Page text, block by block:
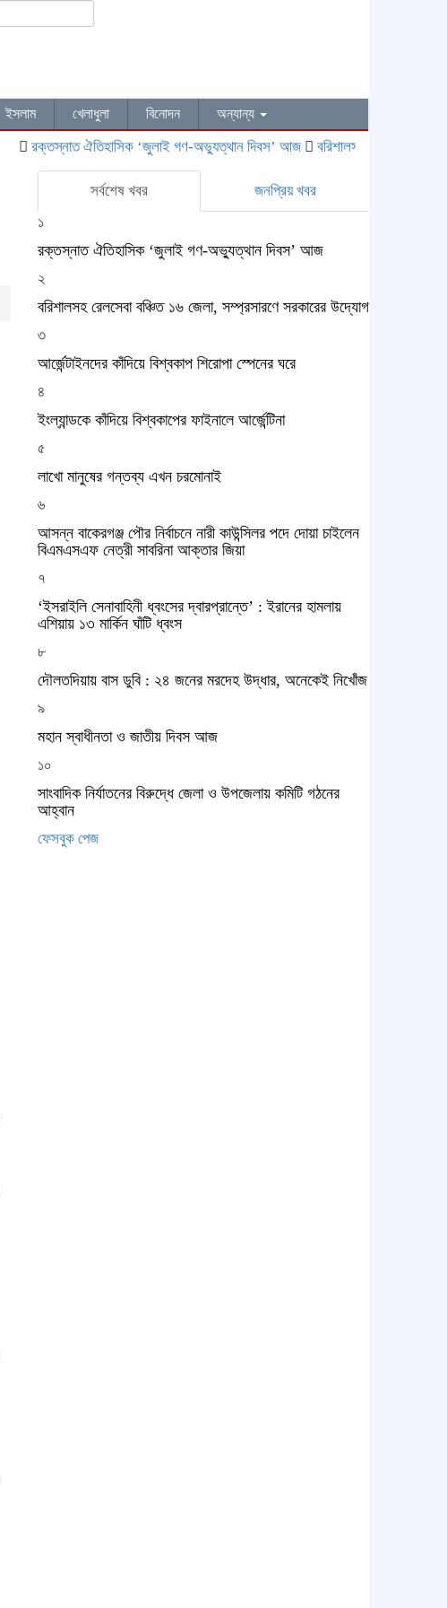
ইসলাম খেলাধুলা বিনোদন অন্যান্য
রক্তস্নাত ঐতিহাসিক ‌‘জুলাই গণ-অভ্যুত্থান দিবস’ আজ
বরিশালসহ রেলসেবা বঞ্চিত ১৬
সর্বশেষ খবর
জনপ্রিয় খবর
১
রক্তস্নাত ঐতিহাসিক ‌‘জুলাই গণ-অভ্যুত্থান দিবস’ আজ
২
বরিশালসহ রেলসেবা বঞ্চিত ১৬ জেলা, সম্প্রসারণে সরকারের উদ্যোগ
৩
আর্জেন্টাইনদের কাঁদিয়ে বিশ্বকাপ শিরোপা স্পেনের ঘরে
৪
ইংল্যান্ডকে কাঁদিয়ে বিশ্বকাপের ফাইনালে আর্জেন্টিনা
৫
লাখো মানুষের গন্তব্য এখন চরমোনাই
৬
আসন্ন বাকেরগঞ্জ পৌর নির্বাচনে নারী কাউন্সিলর পদে দোয়া চাইলেন
বিএমএসএফ নেত্রী সাবরিনা আক্তার জিয়া
৭
‘ইসরাইলি সেনাবাহিনী ধ্বংসের দ্বারপ্রান্তে’ : ইরানের হামলায়
এশিয়ায় ১৩ মার্কিন ঘাঁটি ধ্বংস
৮
দৌলতদিয়ায় বাস ডুবি : ২৪ জনের মরদেহ উদ্ধার, অনেকেই নিখোঁজ
৯
মহান স্বাধীনতা ও জাতীয় দিবস আজ
১০
সাংবাদিক নির্যাতনের বিরুদ্ধে জেলা ও উপজেলায় কমিটি গঠনের
আহ্বান
ফেসবুক পেজ